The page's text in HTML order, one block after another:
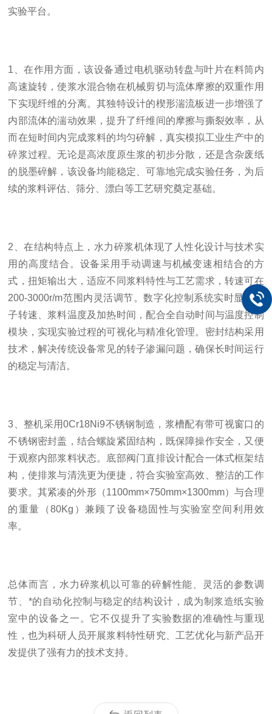
实验平台。
1 、在作用方面，该设备通过电机驱动转盘与叶片在料筒内
高速旋转，使浆水混合物在机械剪切与流体摩擦的双重作用
下实现纤维的分离。其独特设计的楔形湍流板进一步增强了
内部流体的湍动效果，提升了纤维间的摩擦与撕裂效率，从
而在短时间内完成浆料的均匀碎解，真实模拟工业生产中的
碎浆过程。无论是高浓度原生浆的初步分散，还是含杂废纸
的脱墨碎解，该设备均能稳定、可靠地完成实验任务，为后
续的浆料评估、筛分、漂白等工艺研究奠定基础。
2 、在结构特点上，水力碎浆机体现了人性化设计与技术实
用的高度结合。设备采用手动调速与机械变速相结合的方
式，扭矩输出大，适应不同浆料特性与工艺需求，转速可在
200-3000r/m范围内灵活调节。数字化控制系统实时显示转
子转速、浆料温度及加热时间，配合全自动时间与温度控制
模块，实现实验过程的可视化与精准化管理。密封结构采用
技术，解决传统设备常见的转子渗漏问题，确保长时间运行
的稳定与清洁。
3 、整机采用0Cr18Ni9不锈钢制造，浆槽配有带可视窗口的
不锈钢密封盖，结合螺旋紧固结构，既保障操作安全，又便
于观察内部浆料状态。底部阀门直排设计配合一体式框架结
构，使排浆与清洗更为便捷，符合实验室高效、整洁的工作
要求。其紧凑的外形（1100mm×750mm×1300mm）与合理
的重量（80Kg ）兼顾了设备稳固性与实验室空间利用效
率。
总体而言，水力碎浆机以可靠的碎解性能、灵活的参数调
节、*的自动化控制与稳定的结构设计，成为制浆造纸实验
室中的设备之一。它不仅提升了实验数据的准确性与重现
性，也为科研人员开展浆料特性研究、工艺优化与新产品开
发提供了强有力的技术支持。